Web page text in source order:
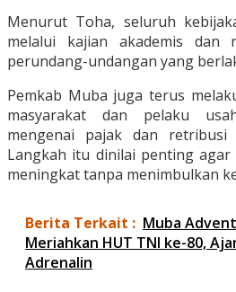
Menurut Toha, seluruh
melalui kajian akademis dan
perundang-undangan yang
Pemkab Muba juga terus
masyarakat dan pelaku
mengenai pajak dan retribusi
Langkah itu dinilai penting
meningkat tanpa menimbulkan
Berita Terkait : Muba
Meriahkan HUT TNI ke-80,
Adrenalin